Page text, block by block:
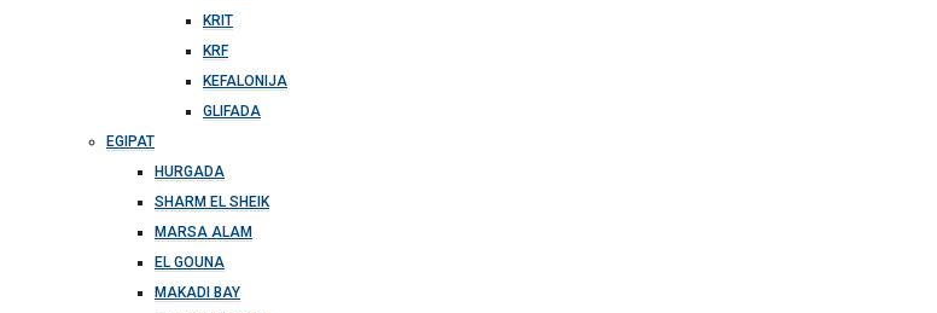
KRIT
KRF
KEFALONIJA
GLIFADA
EGIPAT
HURGADA
SHARM EL SHEIK
MARSA ALAM
EL GOUNA
MAKADI BAY